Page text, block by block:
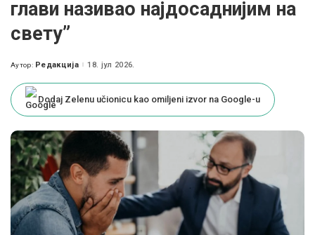
глави називао најдосаднијим на
свету”
Posted
Аутор: Редакција 18. јул 2026.
Dodaj Zelenu učionicu kao omiljeni izvor na Google-u